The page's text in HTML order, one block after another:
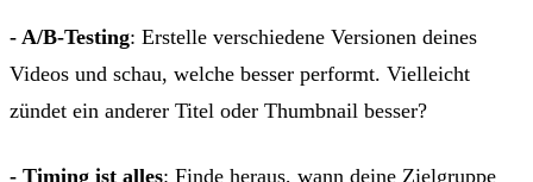
- A/B-Testing: Erstelle verschiedene Versionen deines
Videos und schau, welche besser performt. Vielleicht
zündet ein anderer Titel oder Thumbnail besser?
- Timing ist alles: Finde heraus, wann deine Zielgruppe